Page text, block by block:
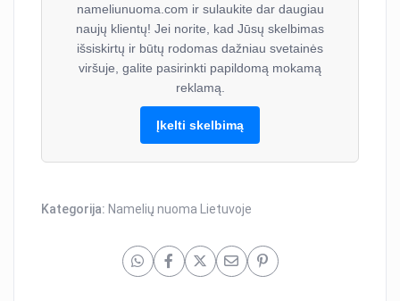
nameliunuoma.com ir sulaukite dar daugiau
naujų klientų! Jei norite, kad Jūsų skelbimas
išsiskirtų ir būtų rodomas dažniau svetainės
viršuje, galite pasirinkti papildomą mokamą
reklamą.
Įkelti skelbimą
Kategorija: Namelių nuoma Lietuvoje